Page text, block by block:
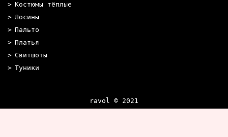
Костюмы тёплые
Лосины
Пальто
Платья
Свитшоты
Туники
ravol © 2021